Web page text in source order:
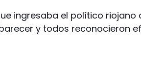
ingresaba el político riojano
y todos reconocieron